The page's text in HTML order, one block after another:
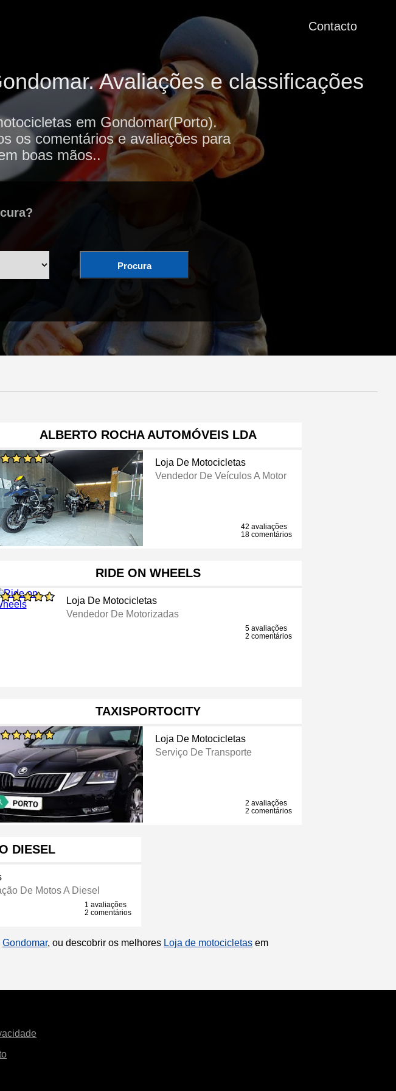
Contacto
Avaliações e classificações
em Gondomar(Porto).
os comentários e avaliações para
boas mãos..
Procura
ALBERTO ROCHA AUTOMÓVEIS LDA
Loja De Motocicletas
Vendedor De Veículos A Motor
42 avaliações
18 comentários
RIDE ON WHEELS
Loja De Motocicletas
Vendedor De Motorizadas
5 avaliações
2 comentários
TAXISPORTOCITY
Loja De Motocicletas
Serviço De Transporte
2 avaliações
2 comentários
DIESEL
De Motos A Diesel
1 avaliações
2 comentários
Gondomar, ou descobrir os melhores Loja de motocicletas em